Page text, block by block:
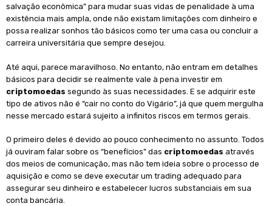
salvação econômica” para mudar suas vidas de penalidade à uma
existência mais ampla, onde não existam limitações com dinheiro e
possa realizar sonhos tão básicos como ter uma casa ou concluir a
carreira universitária que sempre desejou.
Até aqui, parece maravilhoso. No entanto, não entram em detalhes
básicos para decidir se realmente vale à pena investir em
criptomoedas segundo às suas necessidades. E se adquirir este
tipo de ativos não é “cair no conto do Vigário”, já que quem mergulha
nesse mercado estará sujeito a infinitos riscos em termos gerais.
O primeiro deles é devido ao pouco conhecimento no assunto. Todos
já ouviram falar sobre os “benefícios” das criptomoedas através
dos meios de comunicação, mas não tem ideia sobre o processo de
aquisição e como se deve executar um trading adequado para
assegurar seu dinheiro e estabelecer lucros substanciais em sua
conta bancária.